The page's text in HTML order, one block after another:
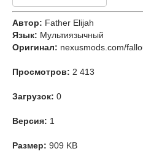
Автор: Father Elijah
Язык: Мультиязычный
Оригинал: nexusmods.com/
Просмотров: 2 413
Загрузок: 0
Версия: 1
Размер: 909 KB